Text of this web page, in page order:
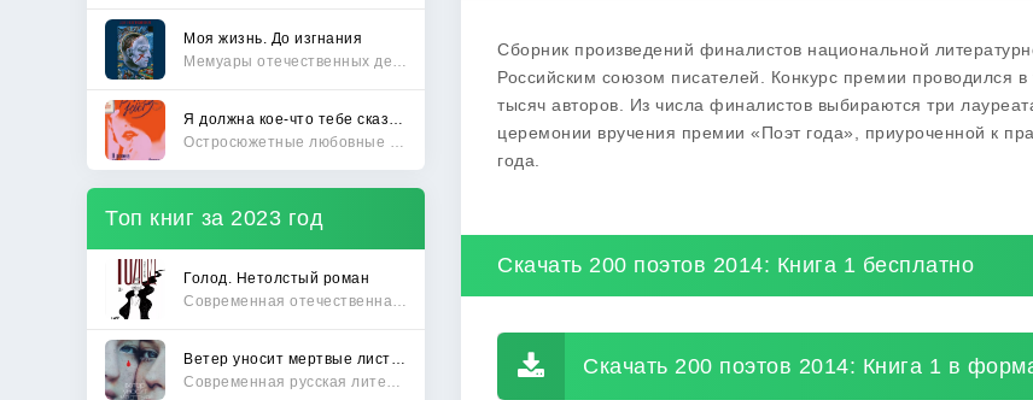
Моя жизнь. До изгнания
Топ книг за 2023 год
Голод. Нетолстый роман
Сборник произведений финалистов национальной
Российским союзом писателей. Конкурс премии проводился
тысяч авторов. Из числа финалистов выбираются три
церемонии вручения премии «Поэт года», приуроченной к
года.
Скачать 200 поэтов 2014: Книга 1 бесплатно
Скачать 200 поэтов 2014: Книга 1 в